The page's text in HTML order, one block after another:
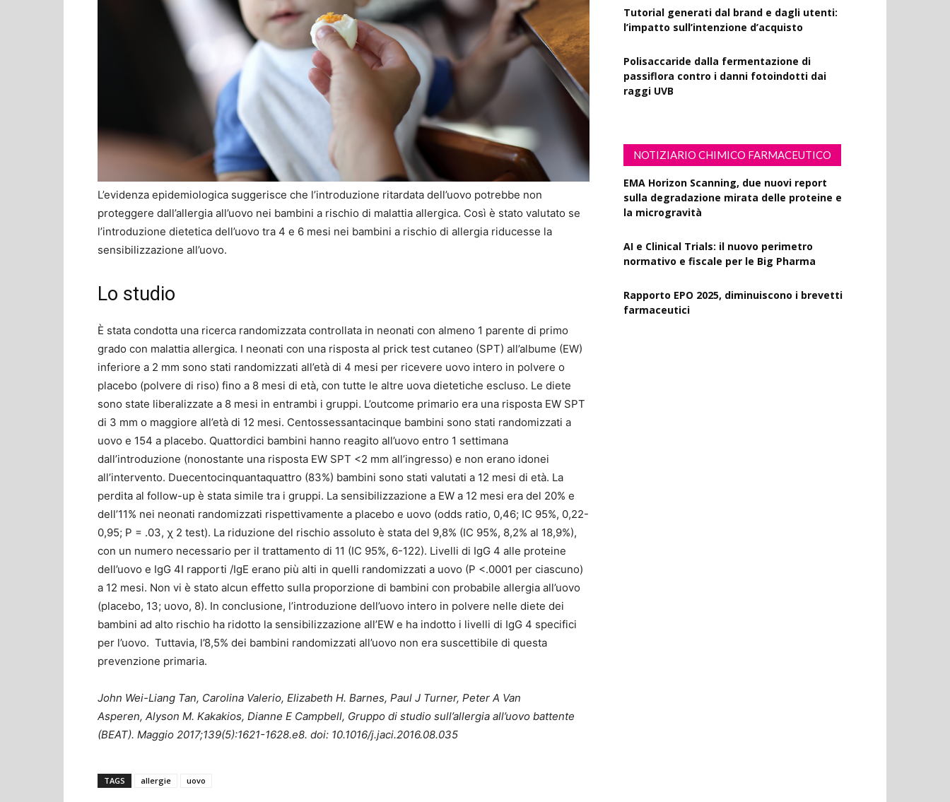
L’evidenza epidemiologica suggerisce che l’introduzione ritardata dell’uovo potrebbe non
proteggere dall’allergia all’uovo nei bambini a rischio di malattia allergica. Così è stato valutato se
l’introduzione dietetica dell’uovo tra 4 e 6 mesi nei bambini a rischio di allergia riducesse la
sensibilizzazione all’uovo.
Lo studio
È stata condotta una ricerca randomizzata controllata in neonati con almeno 1 parente di primo
grado con malattia allergica. I neonati con una risposta al prick test cutaneo (SPT) all’albume (EW)
inferiore a 2 mm sono stati randomizzati all’età di 4 mesi per ricevere uovo intero in polvere o
placebo (polvere di riso) fino a 8 mesi di età, con tutte le altre uova dietetiche escluso. Le diete
sono state liberalizzate a 8 mesi in entrambi i gruppi. L’outcome primario era una risposta EW SPT
di 3 mm o maggiore all’età di 12 mesi. Centossessantacinque bambini sono stati randomizzati a
uovo e 154 a placebo. Quattordici bambini hanno reagito all’uovo entro 1 settimana
dall’introduzione (nonostante una risposta EW SPT <2 mm all’ingresso) e non erano idonei
all’intervento. Duecentocinquantaquattro (83%) bambini sono stati valutati a 12 mesi di età. La
perdita al follow-up è stata simile tra i gruppi. La sensibilizzazione a EW a 12 mesi era del 20% e
dell’11% nei neonati randomizzati rispettivamente a placebo e uovo (odds ratio, 0,46; IC 95%, 0,22-
0,95; P = .03, χ 2 test). La riduzione del rischio assoluto è stata del 9,8% (IC 95%, 8,2% al 18,9%),
con un numero necessario per il trattamento di 11 (IC 95%, 6-122). Livelli di IgG 4 alle proteine ​​
dell’uovo e IgG 4I rapporti /IgE erano più alti in quelli randomizzati a uovo (P <.0001 per ciascuno)
a 12 mesi. Non vi è stato alcun effetto sulla proporzione di bambini con probabile allergia all’uovo
(placebo, 13; uovo, 8). In conclusione, l’introduzione dell’uovo intero in polvere nelle diete dei
bambini ad alto rischio ha ridotto la sensibilizzazione all’EW e ha indotto i livelli di IgG 4 specifici
per l’uovo. Tuttavia, l’8,5% dei bambini randomizzati all’uovo non era suscettibile di questa
prevenzione primaria.
John Wei-Liang Tan, Carolina Valerio, Elizabeth H. Barnes, Paul J Turner, Peter A Van
Asperen, Alyson M. Kakakios, Dianne E Campbell, Gruppo di studio sull’allergia all’uovo battente
(BEAT). Maggio 2017;139(5):1621-1628.e8. doi: 10.1016/j.jaci.2016.08.035
TAGS allergie uovo
Tutorial generati dal brand e dagli utenti:
l’impatto sull’intenzione d’acquisto
Polisaccaride dalla fermentazione di
passiflora contro i danni fotoindotti dai
raggi UVB
NOTIZIARIO CHIMICO FARMACEUTICO
EMA Horizon Scanning, due nuovi report
sulla degradazione mirata delle proteine e
la microgravità
AI e Clinical Trials: il nuovo perimetro
normativo e fiscale per le Big Pharma
Rapporto EPO 2025, diminuiscono i brevetti
farmaceutici